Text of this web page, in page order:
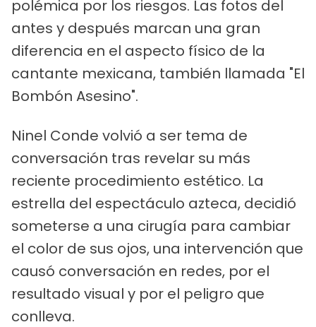
polémica por los riesgos. Las fotos del
antes y después marcan una gran
diferencia en el aspecto físico de la
cantante mexicana, también llamada "El
Bombón Asesino".
Ninel Conde volvió a ser tema de
conversación tras revelar su más
reciente procedimiento estético. La
estrella del espectáculo azteca, decidió
someterse a una cirugía para cambiar
el color de sus ojos, una intervención que
causó conversación en redes, por el
resultado visual y por el peligro que
conlleva.